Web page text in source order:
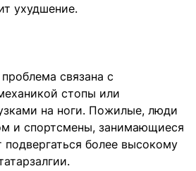
ухудшение.
связана с
стопы или
на ноги. Пожилые, люди
и спортсмены, занимающиеся
более высокому